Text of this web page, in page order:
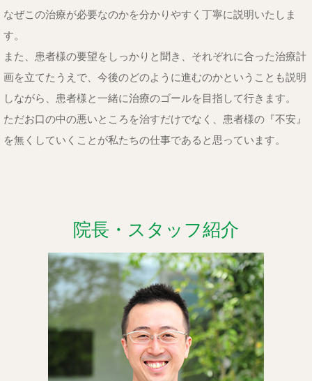
なぜこの治療が必要なのかを分かりやすく丁寧に説明いたしま
す。
また、患者様の要望をしっかりと聞き、それぞれに合った治療計
画を立てたうえで、今後のどのように進むのかということも説明
しながら、患者様と一緒に治療のゴールを目指して行きます。
ただお口の中の悪いところを治すだけでなく、患者様の『不安』
を無くしていくことが私たちの仕事であると思っています。
院長・スタッフ紹介